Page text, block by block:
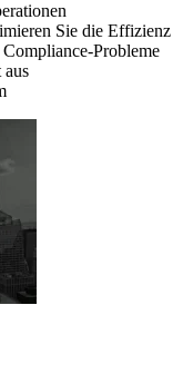
Sie die Effizienz
Probleme
aus